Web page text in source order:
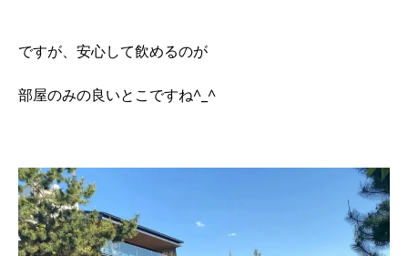
ですが、安心して飲めるのが
部屋のみの良いとこですね^_^